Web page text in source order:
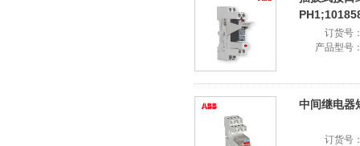
订货号
产品型号
中间继电
订货号